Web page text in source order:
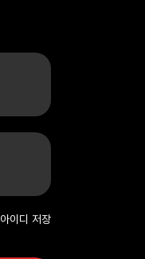
아이디 저장